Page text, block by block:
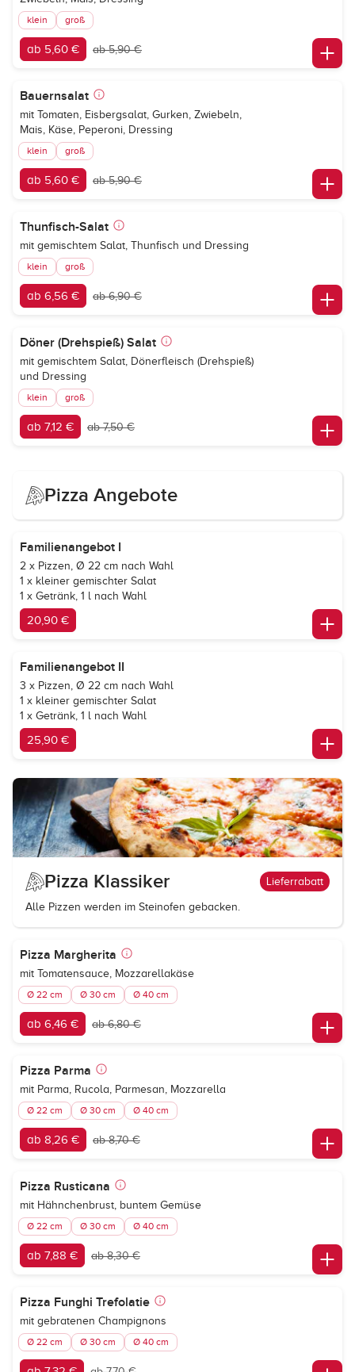
klein groß
ab 5,60 € ab 5,90 €
Bauernsalat
mit Tomaten, Eisbergsalat, Gurken, Zwiebeln,
Mais, Käse, Peperoni, Dressing
klein groß
ab 5,60 € ab 5,90 €
Thunfisch-Salat
mit gemischtem Salat, Thunfisch und Dressing
klein groß
ab 6,56 € ab 6,90 €
Döner (Drehspieß) Salat
mit gemischtem Salat, Dönerfleisch (Drehspieß)
und Dressing
klein groß
ab 7,12 € ab 7,50 €
Pizza Angebote
Familienangebot I
2 x Pizzen, Ø 22 cm nach Wahl
1 x kleiner gemischter Salat
1 x Getränk, 1 l nach Wahl
20,90 €
Familienangebot II
3 x Pizzen, Ø 22 cm nach Wahl
1 x kleiner gemischter Salat
1 x Getränk, 1 l nach Wahl
25,90 €
Pizza Klassiker Lieferrabatt
Alle Pizzen werden im Steinofen gebacken.
Pizza Margherita
mit Tomatensauce, Mozzarellakäse
Ø 22 cm Ø 30 cm Ø 40 cm
ab 6,46 € ab 6,80 €
Pizza Parma
mit Parma, Rucola, Parmesan, Mozzarella
Ø 22 cm Ø 30 cm Ø 40 cm
ab 8,26 € ab 8,70 €
Pizza Rusticana
mit Hähnchenbrust, buntem Gemüse
Ø 22 cm Ø 30 cm Ø 40 cm
ab 7,88 € ab 8,30 €
Pizza Funghi Trefolatie
mit gebratenen Champignons
Ø 22 cm Ø 30 cm Ø 40 cm